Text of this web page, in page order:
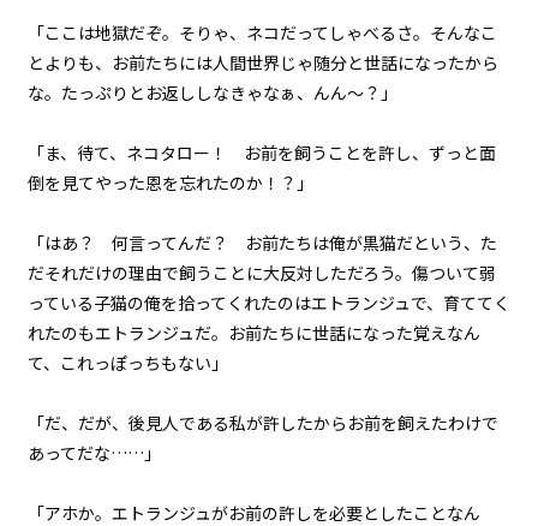
episode41
悪役令嬢、謎解きはスイーツのあ
とで。そして次なる戦いへ…。
episode42
幕間狂言：有能執事、お嬢様へ寄
せる信頼が絶大すぎる。
episode43
小休止：悪役令嬢、地獄でグルメ
紀行。《タコス編》
episode45
愛）
「ここは地獄だぞ。そりゃ、ネコだってしゃべるさ。そんなこ
とよりも、お前たちには人間世界じゃ随分と世話になったから
な。たっぷりとお返ししなきゃなぁ、んん～？」
「ま、待て、ネコタロー！ お前を飼うことを許し、ずっと面
倒を見てやった恩を忘れたのか！？」
「はあ？ 何言ってんだ？ お前たちは俺が黒猫だという、た
だそれだけの理由で飼うことに大反対しただろう。傷ついて弱
っている子猫の俺を拾ってくれたのはエトランジュで、育ててく
れたのもエトランジュだ。お前たちに世話になった覚えなん
て、これっぽっちもない」
「だ、だが、後見人である私が許したからお前を飼えたわけで
あってだな……」
「アホか。エトランジュがお前の許しを必要としたことなん